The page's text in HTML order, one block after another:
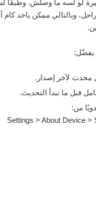
لو لسه ما وصلش. وطبقًا
وبالتالي ممكن ياخد كام
يفضّل:
محدث لآخر إصدار.
قبل ما تبدأ التحديث.
من:
Settings > About Device >